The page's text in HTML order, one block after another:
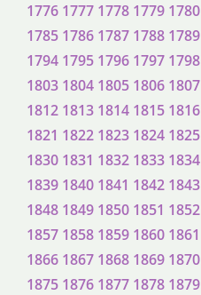
1776 1777 1778 1779 1780
1785 1786 1787 1788 1789
1794 1795 1796 1797 1798
1803 1804 1805 1806 1807
1812 1813 1814 1815 1816
1821 1822 1823 1824 1825
1830 1831 1832 1833 1834
1839 1840 1841 1842 1843
1848 1849 1850 1851 1852
1857 1858 1859 1860 1861
1866 1867 1868 1869 1870
1875 1876 1877 1878 1879